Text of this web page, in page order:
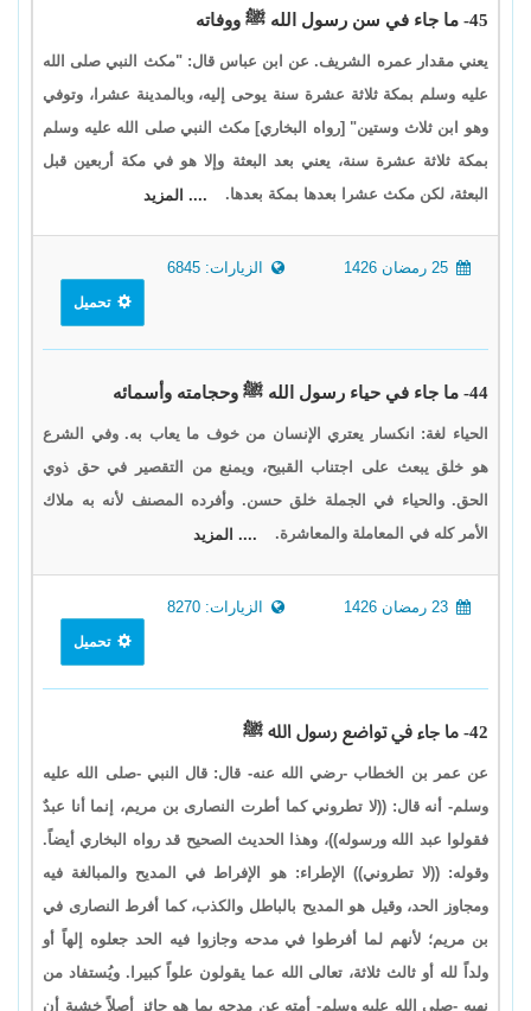
45- ما جاء في سن رسول الله ﷺ ووفاته
يعني مقدار عمره الشريف. عن ابن عباس قال: "مكث النبي صلى الله
عليه وسلم بمكة ثلاثة عشرة سنة يوحى إليه، وبالمدينة عشرا، وتوفي
وهو ابن ثلاث وستين" [رواه البخاري] مكث النبي صلى الله عليه وسلم
بمكة ثلاثة عشرة سنة، يعني بعد البعثة وإلا هو في مكة أربعين قبل
البعثة، لكن مكث عشرا بعدها بمكة بعدها.
.... المزيد
الزيارات: 6845
تحميل
44- ما جاء في حياء رسول الله ﷺ وحجامته وأسمائه
الحياء لغة: انكسار يعتري الإنسان من خوف ما يعاب به. وفي الشرع
هو خلق يبعث على اجتناب القبيح، ويمنع من التقصير في حق ذوي
الحق. والحياء في الجملة خلق حسن. وأفرده المصنف لأنه به ملاك
الأمر كله في المعاملة والمعاشرة.
.... المزيد
الزيارات: 8270
تحميل
42- ما جاء في تواضع رسول الله ﷺ
عن عمر بن الخطاب -رضي الله عنه- قال: قال النبي -صلى الله عليه
وسلم- أنه قال: ((لا تطروني كما أطرت النصارى بن مريم، إنما أنا عبدٌ
فقولوا عبد الله ورسوله))، وهذا الحديث الصحيح قد رواه البخاري أيضاً.
وقوله: ((لا تطروني)) الإطراء: هو الإفراط في المديح والمبالغة فيه
ومجاوز الحد، وقيل هو المديح بالباطل والكذب، كما أفرط النصارى في
بن مريم؛ لأنهم لما أفرطوا في مدحه وجازوا فيه الحد جعلوه إلهاً أو
ولداً لله أو ثالث ثلاثة، تعالى الله عما يقولون علواً كبيرا. ويُستفاد من
نهيه -صلى الله عليه وسلم- أمته عن مدحه بما هو جائز أصلاً خشية أن